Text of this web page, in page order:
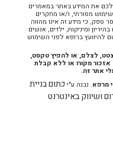
את המידע באתר במאמרים
מסורתי, ו/או מחקרים
ספק, כי מידע זה אינו מהווה
ומיניקות, ילדים, אנשים
להיוועץ ברופא לפני השימוש
לצלם, או להפיץ טקסט,
אזכור מקורו או ללא קבלת
אתר זה.
מרפא. נבנה ע"יכתום בניית
ושיווק באינטרנט